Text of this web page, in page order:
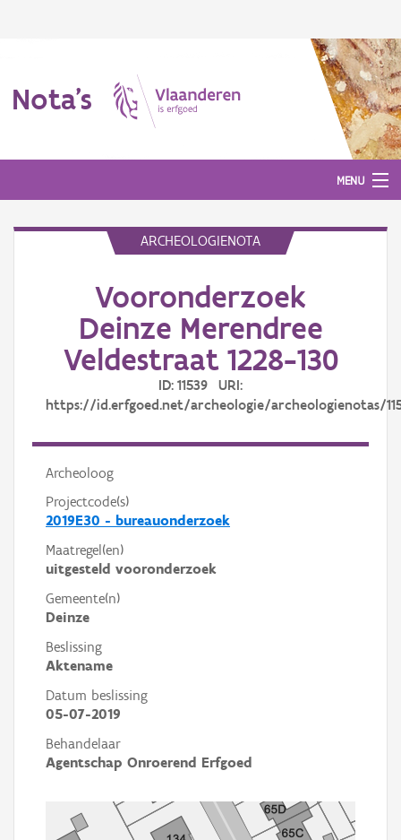
Nota's
MENU
ARCHEOLOGIENOTA
Vooronderzoek
Deinze Merendree
Veldestraat 1228-130
ID: 11539 URI:
https://id.erfgoed.net/archeologie/archeologienotas/
Archeoloog
Projectcode(s)
2019E30 - bureauonderzoek
Maatregel(en)
uitgesteld vooronderzoek
Gemeente(n)
Deinze
Beslissing
Aktename
Datum beslissing
05-07-2019
Behandelaar
Agentschap Onroerend Erfgoed